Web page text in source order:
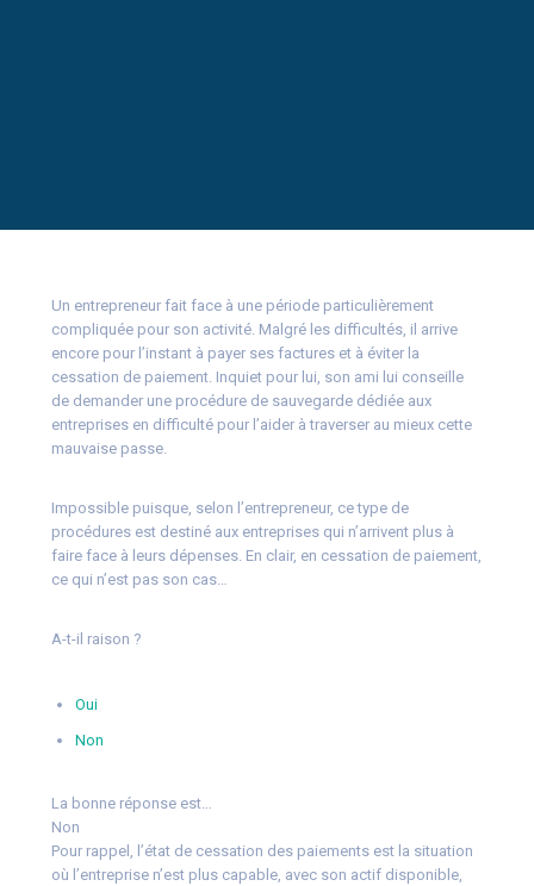
Un entrepreneur fait face à une période particulièrement
compliquée pour son activité. Malgré les difficultés, il arrive
encore pour l’instant à payer ses factures et à éviter la
cessation de paiement. Inquiet pour lui, son ami lui conseille
de demander une procédure de sauvegarde dédiée aux
entreprises en difficulté pour l’aider à traverser au mieux cette
mauvaise passe.
Impossible puisque, selon l’entrepreneur, ce type de
procédures est destiné aux entreprises qui n’arrivent plus à
faire face à leurs dépenses. En clair, en cessation de paiement,
ce qui n’est pas son cas…
A-t-il raison ?
Oui
Non
La bonne réponse est…
Non
Pour rappel, l’état de cessation des paiements est la situation
où l’entreprise n’est plus capable, avec son actif disponible,